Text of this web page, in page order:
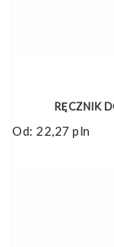
RĘCZNIK
Od: 22,27 pln